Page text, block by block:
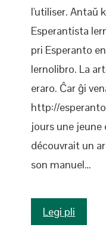
l'utiliser. Antaŭ
Esperantista
pri Esperanto
lernolibro. La
eraro. Ĉar ĝi
http://
jours une
découvrait un
son manuel…
Legi pli